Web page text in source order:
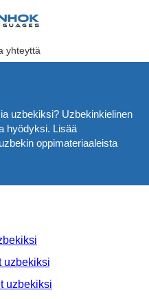
yhteyttä
uzbekiksi? Uzbekinkielinen
hyödyksi. Lisää
oppimateriaaleista
uzbekiksi
uzbekiksi